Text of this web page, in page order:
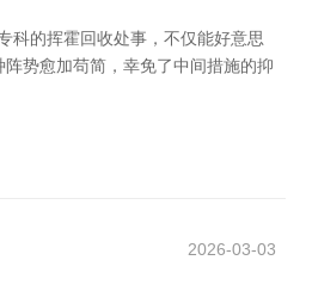
科的挥霍回收处事，不仅能好意思
势愈加苟简，幸免了中间措施的抑
2026-03-03